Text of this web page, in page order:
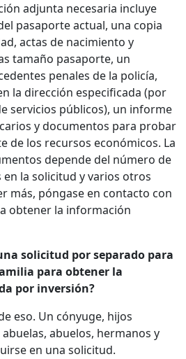
adjunta necesaria incluye
pasaporte actual, una copia
actas de nacimiento y
tamaño pasaporte, un
penales de la policía,
la dirección especificada (por
servicios públicos), un informe
y documentos para probar
de los recursos económicos. La
depende del número de
la solicitud y varios otros
más, póngase en contacto con
obtener la información
solicitud por separado para
para obtener la
por inversión?
eso. Un cónyuge, hijos
abuelos, hermanos y
en una solicitud.